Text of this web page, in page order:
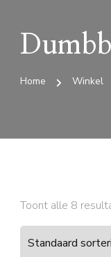
Home Winkel
Toont alle 8